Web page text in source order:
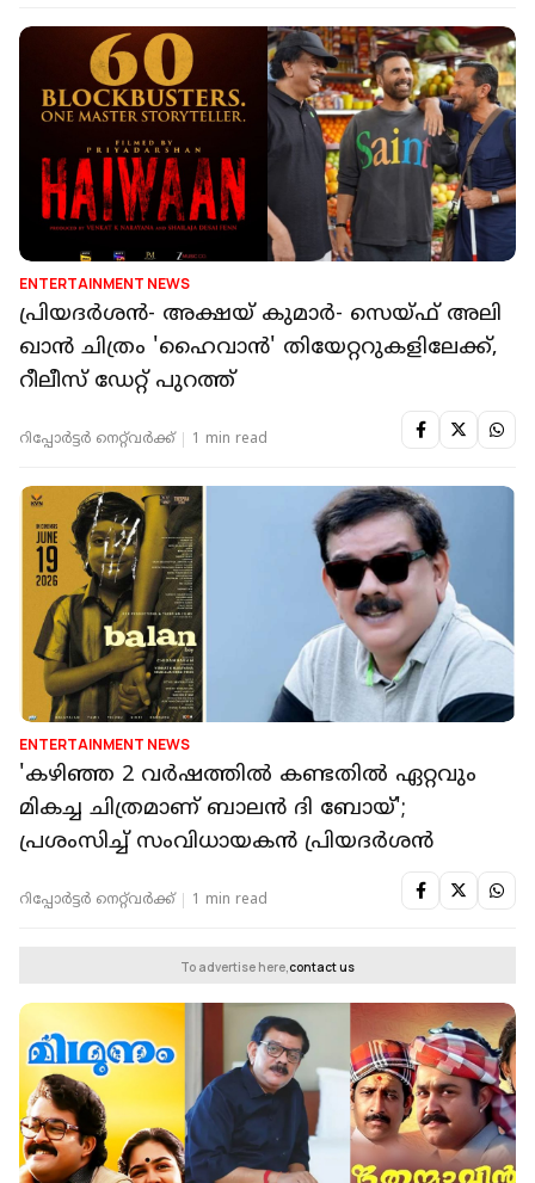
ENTERTAINMENT NEWS
പ്രിയദർശൻ- അക്ഷയ് കുമാർ- സെയ്ഫ് അലി
ഖാൻ ചിത്രം 'ഹൈവാൻ' തിയേറ്ററുകളിലേക്ക്,
റീലീസ് ഡേറ്റ് പുറത്ത്
റിപ്പോർട്ടർ നെറ്റ്‌വര്‍ക്ക്‌ 1 min read
ENTERTAINMENT NEWS
'കഴിഞ്ഞ 2 വർഷത്തിൽ കണ്ടതിൽ ഏറ്റവും
മികച്ച ചിത്രമാണ് ബാലൻ ദി ബോയ്';
പ്രശംസിച്ച്‌ സംവിധായകൻ പ്രിയദർശൻ
റിപ്പോർട്ടർ നെറ്റ്‌വര്‍ക്ക്‌ 1 min read
To advertise here,contact us